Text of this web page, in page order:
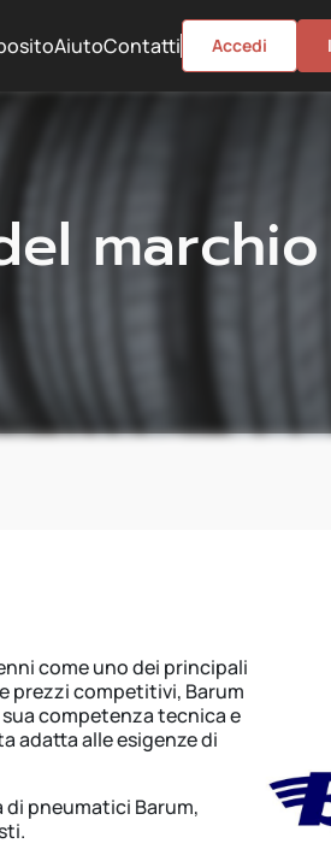
AiutoContatti Accedi
marchio
come uno dei principali
prezzi competitivi, Barum
competenza tecnica e
adatta alle esigenze di
pneumatici Barum,